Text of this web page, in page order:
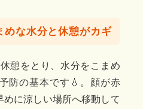
めな水分と休憩がカギ
憩をとり、水分をこまめ
防の基本です💧。顔が赤
に涼しい場所へ移動して